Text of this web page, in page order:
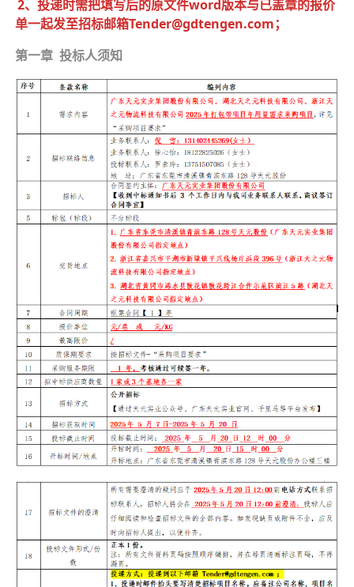
2、投递时需把填写后的原文件word版本与已盖章的报价
单一起发至招标邮箱Tender@gdtengen.com；
第一章 投标人须知